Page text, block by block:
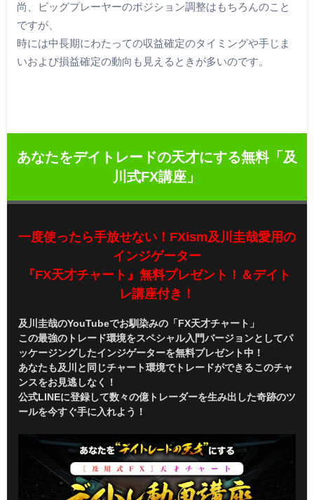
尚、ビッグプレーヤーのポジション調整はもちろんのこと
ですが、
時には中長期にわたっての収益確定のタイミングや手じま
いおよび損益確定の動向も見えるときが多いのです。
あなたをデイトレードの天才にする無料「及
川式FX講座」
一度使ったら手放せない！FXism及川圭哉愛用の
インジゲーター
『FX天才チャート』無料プレゼント！＆デイト
レ講座付き！
及川圭哉のYouTubeでお馴染みの「FX天才チャート」
この最強のトレード環境をスペシャル入門バージョンとしてパ
ッケージングしたインジゲーターを無料プレゼント中！
あなたも及川と同じチャート環境でトレードができるこのチャ
ンスをお見逃しなく！
公式LINEに登録して数々の億トレーダーを生み出した奇跡のツ
ールを今すぐ手に入れよう！